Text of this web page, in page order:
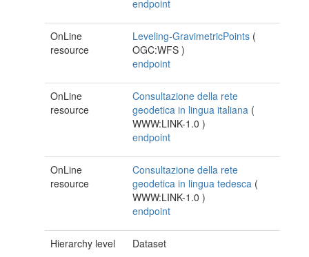
endpoint
OnLine
resource
Leveling-GravimetricPoints (
OGC:WFS)
endpoint
OnLine
resource
Consultazione della rete
geodetica in lingua italiana (
WWW:LINK-1.0)
endpoint
OnLine
resource
Consultazione della rete
geodetica in lingua tedesca (
WWW:LINK-1.0)
endpoint
Hierarchy level Dataset